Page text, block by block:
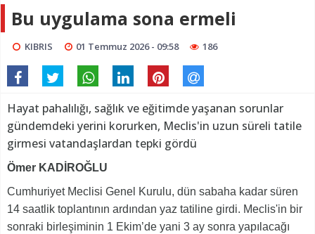
Bu uygulama sona ermeli
KIBRIS 01 Temmuz 2026 - 09:58 186
Hayat pahalılığı, sağlık ve eğitimde yaşanan sorunlar
gündemdeki yerini korurken, Meclis'in uzun süreli tatile
girmesi vatandaşlardan tepki gördü
Ömer KADİROĞLU
Cumhuriyet Meclisi Genel Kurulu, dün sabaha kadar süren
14 saatlik toplantının ardından yaz tatiline girdi. Meclis'in bir
sonraki birleşiminin 1 Ekim’de yani 3 ay sonra yapılacağı